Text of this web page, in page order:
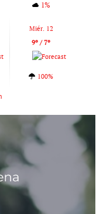
1%
Miér. 12
9º / 7º
100%